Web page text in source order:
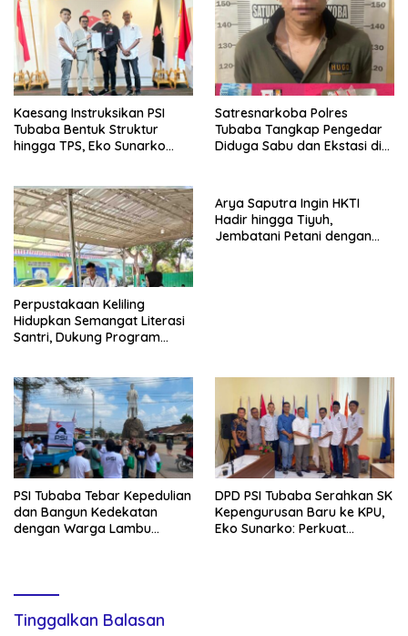
Kaesang Instruksikan PSI
Tubaba Bentuk Struktur
hingga TPS, Eko Sunarko
Satresnarkoba Polres
Tubaba Tangkap Pengedar
Diduga Sabu dan Ekstasi di
Perpustakaan Keliling
Hidupkan Semangat Literasi
Santri, Dukung Program
Arya Saputra Ingin HKTI
Hadir hingga Tiyuh,
Jembatani Petani dengan
PSI Tubaba Tebar Kepedulian
dan Bangun Kedekatan
dengan Warga Lambu
DPD PSI Tubaba Serahkan SK
Kepengurusan Baru ke KPU,
Eko Sunarko: Perkuat
Tinggalkan Balasan